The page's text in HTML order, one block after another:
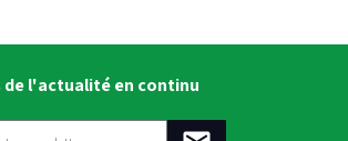
de l'actualité en continu